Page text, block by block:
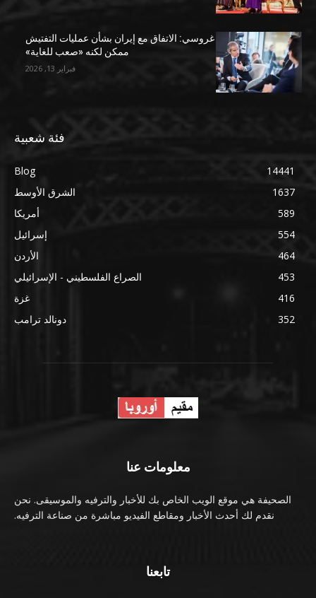
غروسي: الاتفاق مع إيران بشأن عمليات التفتيش
ممكن لكنه «صعب للغاية»
فبراير 13, 2026
فئة شعبية
Blog
14441
الشرق الأوسط
1637
أمريكا
589
إسرائيل
554
الأردن
464
الصراع الفلسطيني - الإسرائيلي
453
غزة
416
دونالد ترامب
352
معلومات عنا
الصحيفة هي موقع الويب الخاص بك للأخبار والترفيه والموسيقى. نحن
نقدم لك أحدث الأخبار ومقاطع الفيديو مباشرة من صناعة الترفيه.
تابعنا